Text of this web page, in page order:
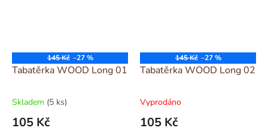
145 Kč –27 %
Tabatěrka WOOD Long 01
Skladem (5 ks)
105 Kč
145 Kč –27 %
Tabatěrka WOOD Long 02
Vyprodáno
105 Kč